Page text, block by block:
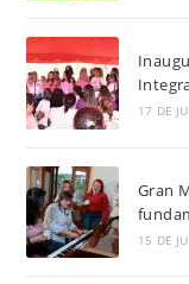
17 DE
Gran
15 DE